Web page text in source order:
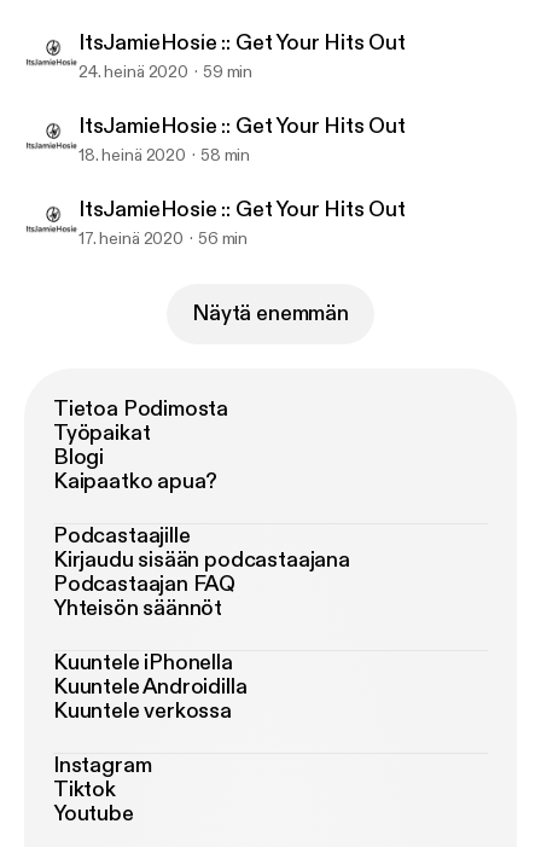
ItsJamieHosie
ItsJamieHosie :: Get Your Hits Out
24. heinä 2020 59 min
ItsJamieHosie :: Get Your Hits Out
18. heinä 2020 58 min
ItsJamieHosie :: Get Your Hits Out
17. heinä 2020 56 min
Näytä enemmän
Tietoa Podimosta
Työpaikat
Blogi
Kaipaatko apua?
Podcastaajille
Kirjaudu sisään podcastaajana
Podcastaajan FAQ
Yhteisön säännöt
Kuuntele iPhonella
Kuuntele Androidilla
Kuuntele verkossa
Instagram
Tiktok
Youtube